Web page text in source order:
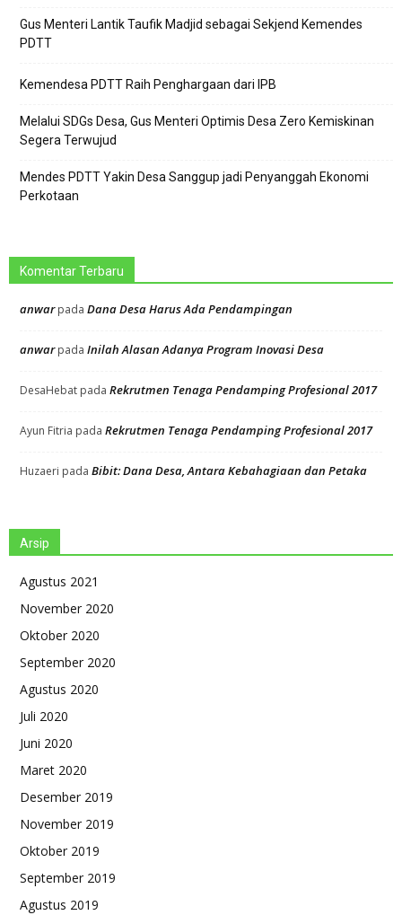
Gus Menteri Lantik Taufik Madjid sebagai Sekjend Kemendes
PDTT
Kemendesa PDTT Raih Penghargaan dari IPB
Melalui SDGs Desa, Gus Menteri Optimis Desa Zero Kemiskinan
Segera Terwujud
Mendes PDTT Yakin Desa Sanggup jadi Penyanggah Ekonomi
Perkotaan
Komentar Terbaru
anwarpada Dana Desa Harus Ada Pendampingan
anwarpada Inilah Alasan Adanya Program Inovasi Desa
DesaHebat pada Rekrutmen Tenaga Pendamping Profesional 2017
Ayun Fitria pada Rekrutmen Tenaga Pendamping Profesional 2017
Huzaeri pada Bibit: Dana Desa, Antara Kebahagiaan dan Petaka
Arsip
Agustus 2021
November 2020
Oktober 2020
September 2020
Agustus 2020
Juli 2020
Juni 2020
Maret 2020
Desember 2019
November 2019
Oktober 2019
September 2019
Agustus 2019